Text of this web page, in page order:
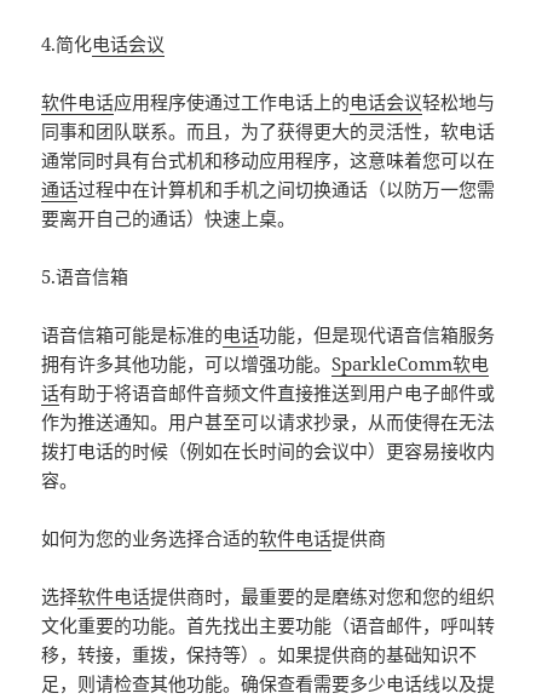
4.简化电话会议
软件电话应用程序使通过工作电话上的电话会议轻松地与
同事和团队联系。而且，为了获得更大的灵活性，软电话
通常同时具有台式机和移动应用程序，这意味着您可以在
通话过程中在计算机和手机之间切换通话（以防万一您需
要离开自己的通话）快速上桌。
5.语音信箱
语音信箱可能是标准的电话功能，但是现代语音信箱服务
拥有许多其他功能，可以增强功能。SparkleComm软电
话有助于将语音邮件音频文件直接推送到用户电子邮件或
作为推送通知。用户甚至可以请求抄录，从而使得在无法
拨打电话的时候（例如在长时间的会议中）更容易接收内
容。
如何为您的业务选择合适的软件电话提供商
选择软件电话提供商时，最重要的是磨练对您和您的组织
文化重要的功能。首先找出主要功能（语音邮件，呼叫转
移，转接，重拨，保持等）。如果提供商的基础知识不
足，则请检查其他功能。确保查看需要多少电话线以及提